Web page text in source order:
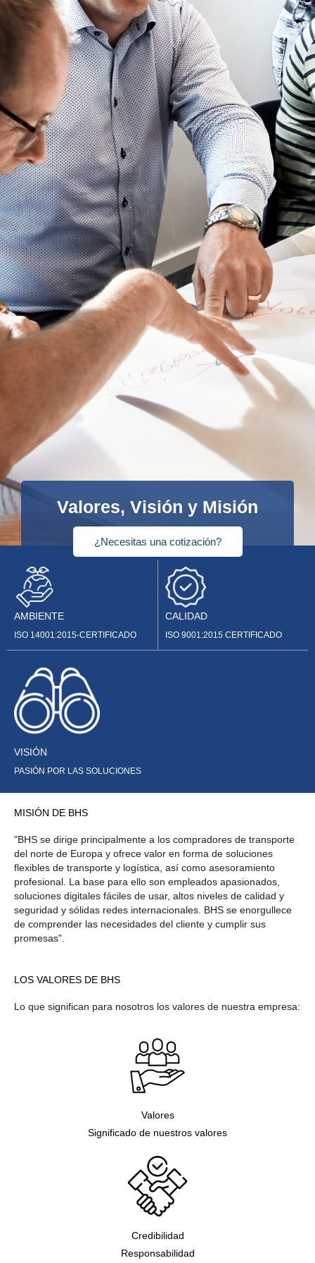
Valores, Visión y Misión
¿Necesitas una cotización?
AMBIENTE
ISO 14001:2015-CERTIFICADO
CALIDAD
ISO 9001:2015 CERTIFICADO
VISIÓN
PASIÓN POR LAS SOLUCIONES
MISIÓN DE BHS
"BHS se dirige principalmente a los compradores de transporte
del norte de Europa y ofrece valor en forma de soluciones
flexibles de transporte y logística, así como asesoramiento
profesional. La base para ello son empleados apasionados,
soluciones digitales fáciles de usar, altos niveles de calidad y
seguridad y sólidas redes internacionales. BHS se enorgullece
de comprender las necesidades del cliente y cumplir sus
promesas".
LOS VALORES DE BHS
Lo que significan para nosotros los valores de nuestra empresa:
Valores
Significado de nuestros valores
Credibilidad
Responsabilidad